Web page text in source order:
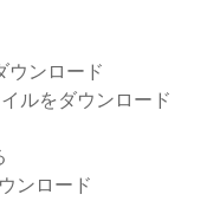
ウンロード
ルをダウンロード
ンロード